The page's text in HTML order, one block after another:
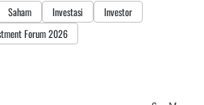
Saham Investasi
Investor
Forum 2026